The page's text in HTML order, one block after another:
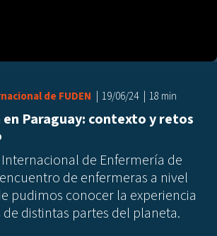
de FUDEN 19/06/24 18 min
Paraguay: contexto y retos
Internacional de Enfermería de
de enfermeras a nivel
pudimos conocer la experiencia
distintas partes del planeta.